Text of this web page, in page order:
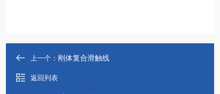
上一个： 刚体复合滑触线
返回列表